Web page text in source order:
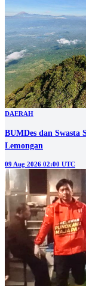
DAERAH
BUMDes dan Swasta
Lemongan
09 Aug 2026 02:00 UTC